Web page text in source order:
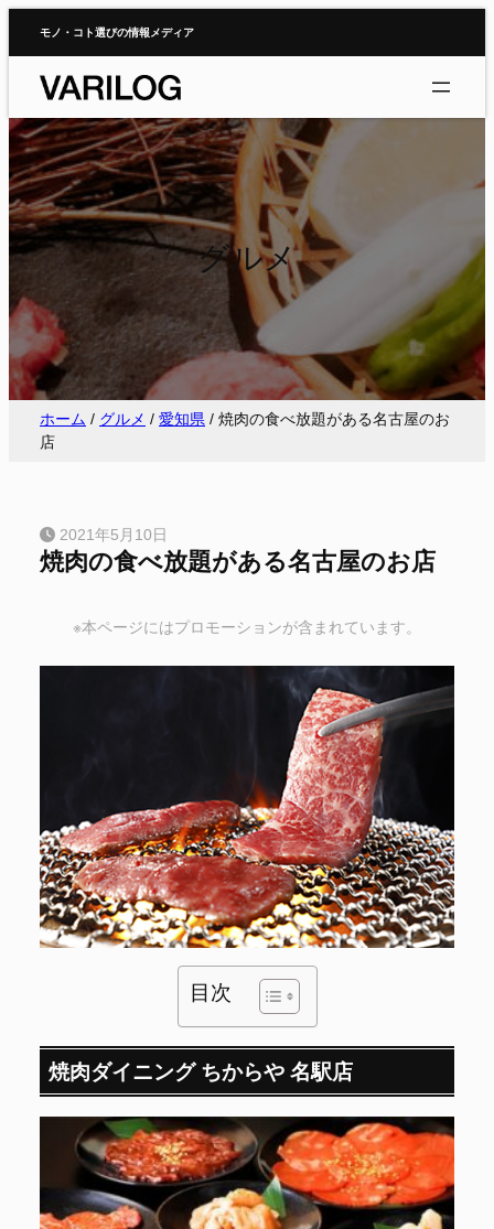
キ
ッ
プ
モノ・コト選びの情報メディア
グルメ
ホーム / グルメ / 愛知県 / 焼肉の食べ放題がある名古屋のお
店
2021年5月10日
焼肉の食べ放題がある名古屋のお店
※本ページにはプロモーションが含まれています。
目次
焼肉ダイニング ちからや 名駅店